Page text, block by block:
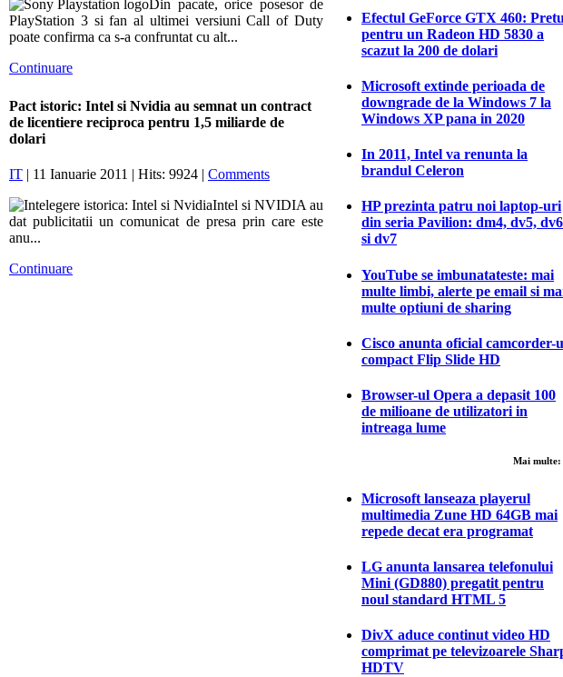
Din pacate, orice posesor de
PlayStation 3 si fan al ultimei versiuni Call of Duty
poate confirma ca s-a confruntat cu alt...
Continuare
Pact istoric: Intel si Nvidia au semnat un contract
de licentiere reciproca pentru 1,5 miliarde de
dolari
IT | 11 Ianuarie 2011 | Hits: 9924 | Comments
Intel si NVIDIA au
dat publicitatii un comunicat de presa prin care este
anu...
Continuare
Efectul GeForce GTX 460:
pentru un Radeon HD 5830 a
scazut la 200 de dolari
Microsoft extinde perioada de
downgrade de la Windows 7 la
Windows XP pana in 2020
In 2011, Intel va renunta la
brandul Celeron
HP prezinta patru noi laptop-uri
din seria Pavilion: dm4, dv5, dv6
si dv7
YouTube se imbunatateste: mai
multe limbi, alerte pe email si
multe optiuni de sharing
Cisco anunta oficial camcorder-
compact Flip Slide HD
Browser-ul Opera a depasit 100
de milioane de utilizatori in
intreaga lume
Mai multe:
Microsoft lanseaza playerul
multimedia Zune HD 64GB mai
repede decat era programat
LG anunta lansarea telefonului
Mini (GD880) pregatit pentru
noul standard HTML 5
DivX aduce continut video HD
comprimat pe televizoarele
HDTV